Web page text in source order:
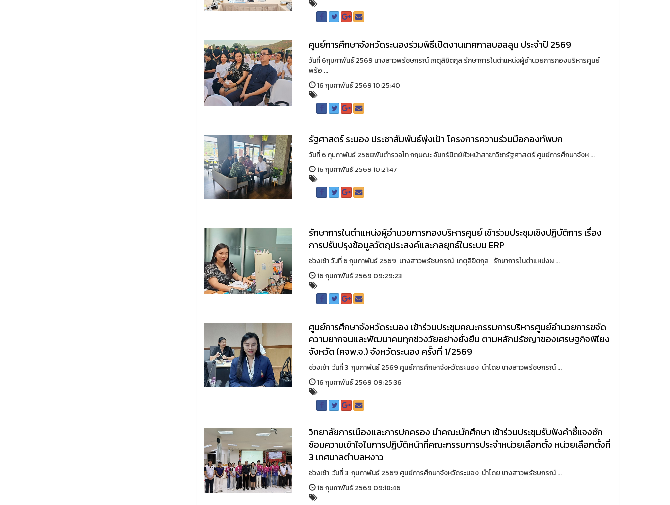
ศูนย์การศึกษาจังหวัดระนองร่วมพิธีเปิดงานเทศกาลบอลลูน ประจำปี 2569
วันที่ 6กุมภาพันธ์ 2569 นางสาวพรัชษกรณ์ เกตุลิขิตกุล รักษาการในตำแหน่งผู้อำนวยการกองบริหารศูนย์
พร้อ ...
16 กุมภาพันธ์ 2569 10:25:40
รัฐศาสตร์ ระนอง ประชาสัมพันธ์พุ่งเป้า โครงการความร่วมมือกองทัพบก
วันที่ 6 กุมภาพันธ์ 2568พันตำรวจโท กฤษณะ จันทร์นิตย์หัวหน้าสาขาวิชารัฐศาสตร์ ศูนย์การศึกษาจังห ...
16 กุมภาพันธ์ 2569 10:21:47
รักษาการในตำแหน่งผู้อำนวยการกองบริหารศูนย์ เข้าร่วมประชุมเชิงปฏิบัติการ เรื่อง
การปรับปรุงข้อมูลวัตถุประสงค์และกลยุทธ์ในระบบ ERP
ช่วงเช้า วันที่ 6 กุมภาพันธ์ 2569 นางสาวพรัชษกรณ์ เกตุลิขิตกุล รักษาการในตำแหน่งผ ...
16 กุมภาพันธ์ 2569 09:29:23
ศูนย์การศึกษาจังหวัดระนอง เข้าร่วมประชุมคณะกรรมการบริหารศูนย์อำนวยการขจัด
ความยากจนและพัฒนาคนทุกช่วงวัยอย่างยั่งยืน ตามหลักปรัชญาของเศรษฐกิจพิเียง
จังหวัด (คจพ.จ.) จังหวัดระนอง ครั้งที่ 1/2569
ช่วงเช้า วันที่ 3 กุมภาพันธ์ 2569 ศูนย์การศึกษาจังหวัดระนอง นำโดย นางสาวพรัชษกรณ์ ...
16 กุมภาพันธ์ 2569 09:25:36
วิทยาลัยการเมืองและการปกครอง นำคณะนักศึกษา เข้าร่วมประชุมรับฟังคำชี้แจงซัก
ซ้อมความเข้าใจในการปฏิบัติหน้าที่คณะกรรมการประจำหน่วยเลือกตั้ง หน่วยเลือกตั้งที่
3 เทศบาลตำบลหงาว
ช่วงเช้า วันที่ 3 กุมภาพันธ์ 2569 ศูนย์การศึกษาจังหวัดระนอง นำโดย นางสาวพรัชษกรณ์ ...
16 กุมภาพันธ์ 2569 09:18:46